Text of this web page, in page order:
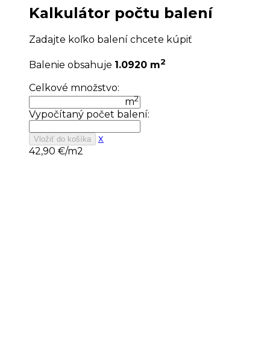
Kalkulátor počtu balení
Zadajte koľko balení chcete kúpiť
Balenie obsahuje 1.0920 m2
Celkové množstvo:
m2
Vypočítaný počet balení:
Vložiť do košíka
x
42,90 €/m2